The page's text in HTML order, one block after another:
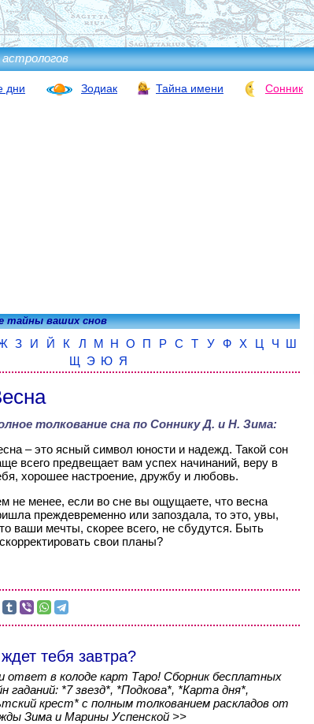
дни Зодиак Тайна имени Сонник
тайны ваших снов
З И Й К Л М Н О П Р С Т У Ф Х Ц Ч Ш
Щ Э Ю Я
толкование сна по Соннику Д. и Н. Зима:
– это ясный символ юности и надежд. Такой сон
всего предвещает вам успех начинаний, веру в
хорошее настроение, дружбу и любовь.
не менее, если во сне вы ощущаете, что весна
преждевременно или запоздала, то это, увы,
ваши мечты, скорее всего, не сбудутся. Быть
свои планы?
тебя завтра?
ответ в колоде карт Таро! Сборник бесплатных
гаданий: *7 звезд*, *Подкова*, *Карта дня*,
крест* с полным толкованием раскладов от
Зима и Марины Успенской >>